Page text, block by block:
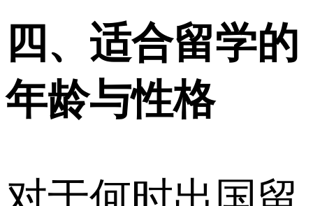
四、适合留学的
年龄与性格